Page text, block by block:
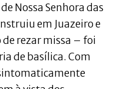
Nossa Senhora das
em Juazeiro e
rezar missa – foi
de basílica. Com